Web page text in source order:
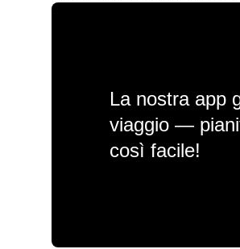
La nostra app
viaggio —
così facile!